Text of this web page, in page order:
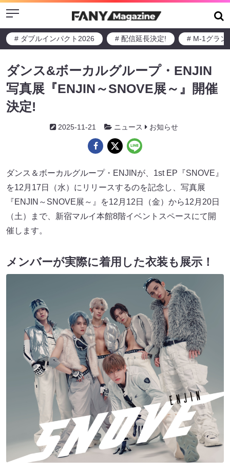
Menu
# ダブルインパクト2026 # 配信延長決定! # M-1グラン
ダンス&ボーカルグループ・ENJIN
写真展『ENJIN～SNOVE展～』開催
決定!
2025-11-21 ニュース お知らせ
ダンス＆ボーカルグループ・ENJINが、1st EP『SNOVE』
を12月17日（水）にリリースするのを記念し、写真展
『ENJIN～SNOVE展～』を12月12日（金）から12月20日
（土）まで、新宿マルイ本館8階イベントスペースにて開
催します。
メンバーが実際に着用した衣装も展示！